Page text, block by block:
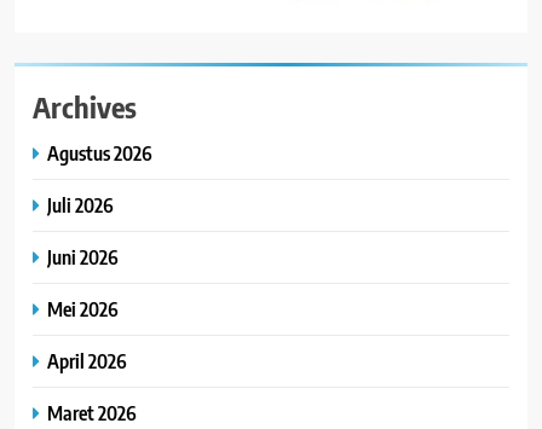
Archives
Agustus 2026
Juli 2026
Juni 2026
Mei 2026
April 2026
Maret 2026